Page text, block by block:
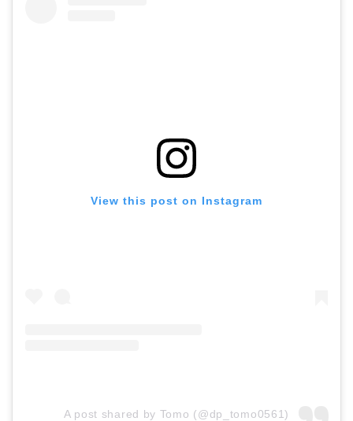
View this post on Instagram
A post shared by Tomo (@dp_tomo0561)